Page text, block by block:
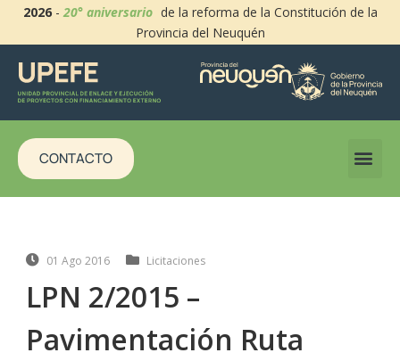
2026-20° aniversario de la reforma de la Constitución de la
Provincia del Neuquén
CONTACTO
01 Ago 2016 Licitaciones
LPN 2/2015 –
Pavimentación Ruta